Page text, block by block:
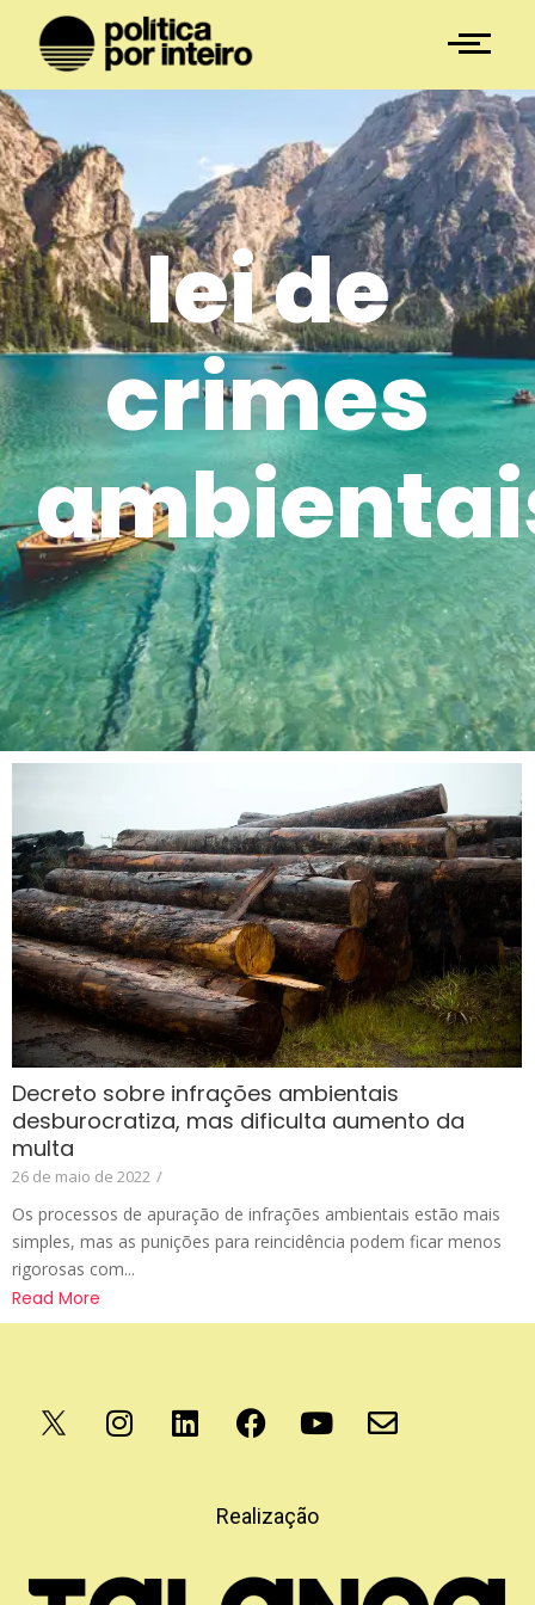
lei de
crimes
Decreto sobre infrações ambientais
desburocratiza, mas dificulta aumento da
multa
26 de maio de 2022 /
Os processos de apuração de infrações ambientais estão mais
simples, mas as punições para reincidência podem ficar menos
rigorosas com...
Read More
Realização